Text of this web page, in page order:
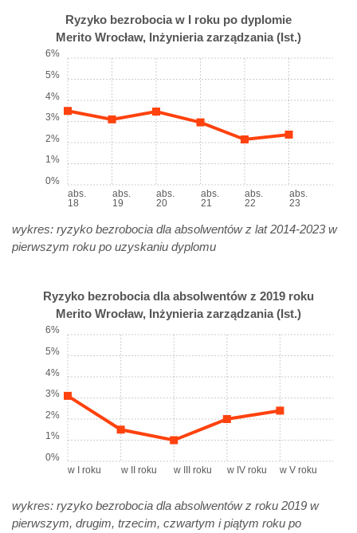
Ryzyko bezrobocia w I roku po dyplomie
Merito Wrocław, Inżynieria zarządzania (Ist.)
abs.
18
abs.
19
abs.
20
abs.
21
abs.
22
abs.
23
0%
1%
2%
3%
4%
5%
6%
wykres: ryzyko bezrobocia dla absolwentów z lat 2014-2023 w
pierwszym roku po uzyskaniu dyplomu
Ryzyko bezrobocia dla absolwentów z 2019 roku
Merito Wrocław, Inżynieria zarządzania (Ist.)
w I roku w II roku w III roku w IV roku w V roku
0%
1%
2%
3%
4%
5%
6%
wykres: ryzyko bezrobocia dla absolwentów z roku 2019 w
pierwszym, drugim, trzecim, czwartym i piątym roku po